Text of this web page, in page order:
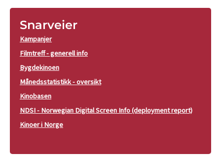
Snarveier
Kampanjer
Filmtreff - generell info
Bygdekinoen
Månedsstatistikk - oversikt
Kinobasen
NDSI - Norwegian Digital Screen Info (deployment report)
Kinoer i Norge